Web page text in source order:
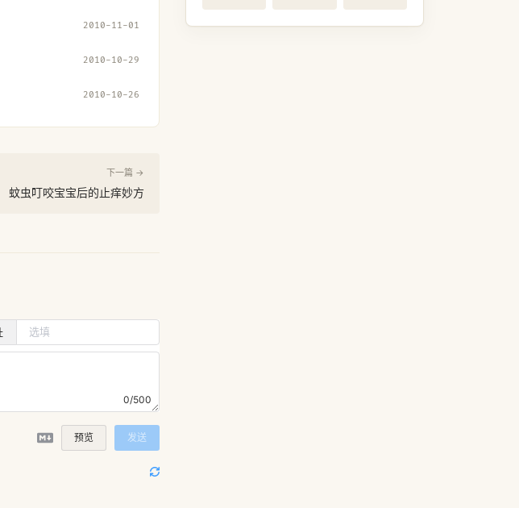
2010-11-01
2010-10-29
2010-10-26
下一篇 →
蚊虫叮咬宝宝后的止痒妙方
0/500
预览 发送